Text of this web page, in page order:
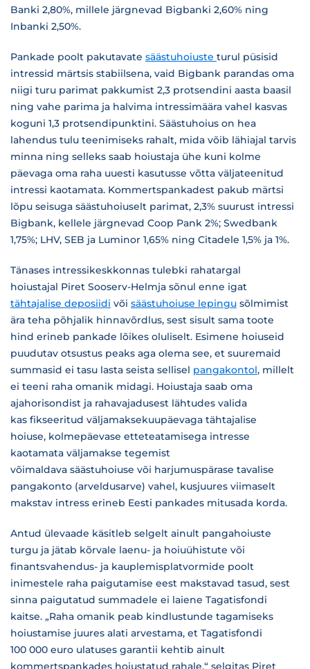
Banki 2,80%, millele järgnevad Bigbanki 2,60% ning
Inbanki 2,50%.
Pankade poolt pakutavate säästuhoiuste turul püsisid
intressid märtsis stabiilsena, vaid Bigbank parandas oma
niigi turu parimat pakkumist 2,3 protsendini aasta baasil
ning vahe parima ja halvima intressimäära vahel kasvas
koguni 1,3 protsendipunktini. Säästuhoius on hea
lahendus tulu teenimiseks rahalt, mida võib lähiajal tarvis
minna ning selleks saab hoiustaja ühe kuni kolme
päevaga oma raha uuesti kasutusse võtta väljateenitud
intressi kaotamata. Kommertspankadest pakub märtsi
lõpu seisuga säästuhoiuselt parimat, 2,3% suurust intressi
Bigbank, kellele järgnevad Coop Pank 2%; Swedbank
1,75%; LHV, SEB ja Luminor 1,65% ning Citadele 1,5% ja 1%.
Tänases intressikeskkonnas tulebki rahatargal
hoiustajal Piret Sooserv-Helmja sõnul enne igat
tähtajalise deposiidi või säästuhoiuse lepingu sõlmimist
ära teha põhjalik hinnavõrdlus, sest sisult sama toote
hind erineb pankade lõikes oluliselt. Esimene hoiuseid
puudutav otsustus peaks aga olema see, et suuremaid
summasid ei tasu lasta seista sellisel pangakontol, millelt
ei teeni raha omanik midagi. Hoiustaja saab oma
ajahorisondist ja rahavajadusest lähtudes valida
kas fikseeritud väljamaksekuupäevaga tähtajalise
hoiuse, kolmepäevase etteteatamisega intresse
kaotamata väljamakse tegemist
võimaldava säästuhoiuse või harjumuspärase tavalise
pangakonto (arveldusarve) vahel, kusjuures viimaselt
makstav intress erineb Eesti pankades mitusada korda.
Antud ülevaade käsitleb selgelt ainult pangahoiuste
turgu ja jätab kõrvale laenu- ja hoiuühistute või
finantsvahendus- ja kauplemisplatvormide poolt
inimestele raha paigutamise eest makstavad tasud, sest
sinna paigutatud summadele ei laiene Tagatisfondi
kaitse. „Raha omanik peab kindlustunde tagamiseks
hoiustamise juures alati arvestama, et Tagatisfondi
100 000 euro ulatuses garantii kehtib ainult
kommertspankades hoiustatud rahale,“ selgitas Piret